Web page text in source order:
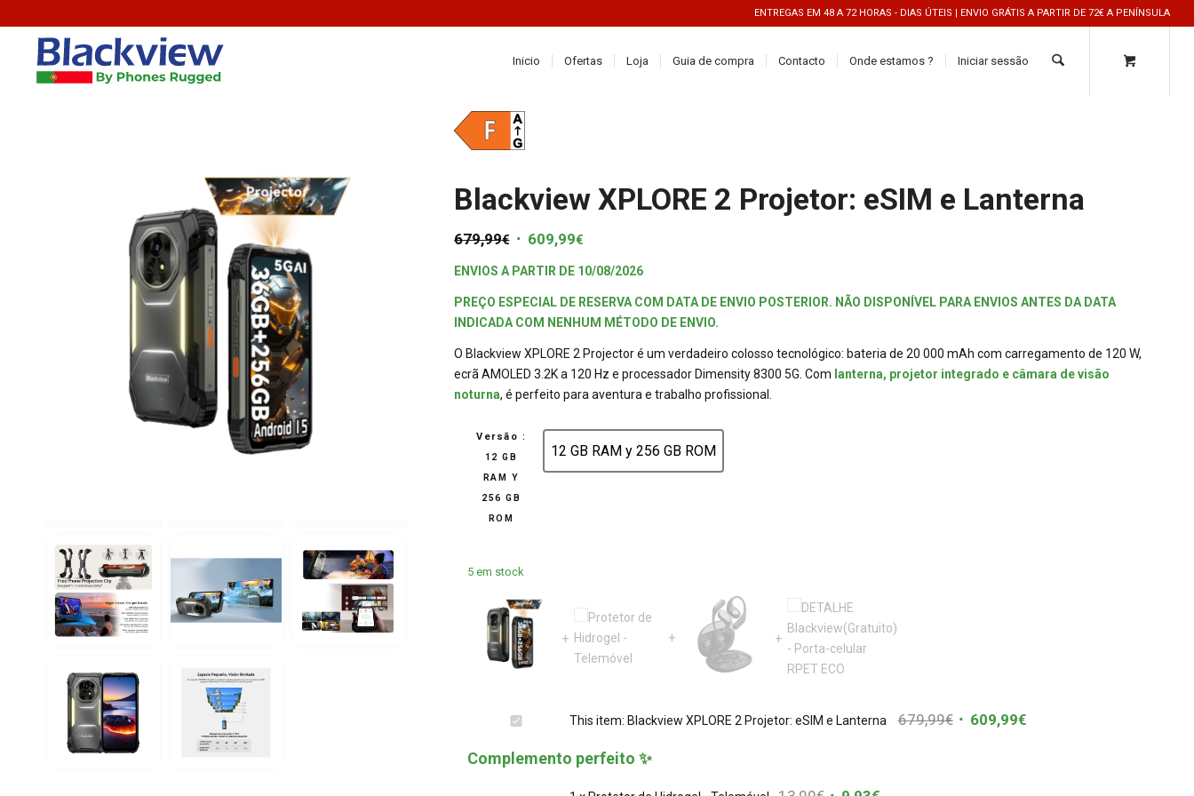
ENTREGAS EM 48 A 72 HORAS - DIAS ÚTEIS | ENVIO GRÁTIS A PARTIR DE 72€ A PENÍNSULA
Inicio Ofertas Loja Guia de compra Contacto Onde estamos ? Iniciar sessão
Blackview XPLORE 2 Projetor: eSIM e Lanterna
679,99€ O
original
era:
679,99€.
609,99€O
atual
é:
609,99€.
ENVIOS A PARTIR DE 10/08/2026
PREÇO ESPECIAL DE RESERVA COM DATA DE ENVIO POSTERIOR. NÃO DISPONÍVEL PARA ENVIOS ANTES DA DATA
INDICADA COM NENHUM MÉTODO DE ENVIO.
O Blackview XPLORE 2 Projector é um verdadeiro colosso tecnológico: bateria de 20 000 mAh com carregamento de 120 W,
ecrã AMOLED 3.2K a 120 Hz e processador Dimensity 8300 5G. Com lanterna, projetor integrado e câmara de visão
noturna, é perfeito para aventura e trabalho profissional.
Versão :
12 GB
RAM Y
256 GB
ROM
12 GB RAM y 256 GB ROM
12 GB RAM y 256 GB ROM
5 em stock
Blackview
2
This item: Blackview XPLORE 2 Projetor: eSIM e Lanterna 679,99€ 609,99€
Complemento perfeito ✨